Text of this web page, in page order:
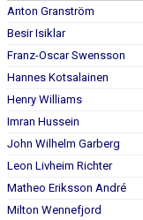
DOKUMENT
Anton Granström
Besir Isiklar
Franz-Oscar Swensson
Hannes Kotsalainen
Henry Williams
Imran Hussein
John Wilhelm Garberg
Leon Livheim Richter
Matheo Eriksson André
Milton Wennefjord